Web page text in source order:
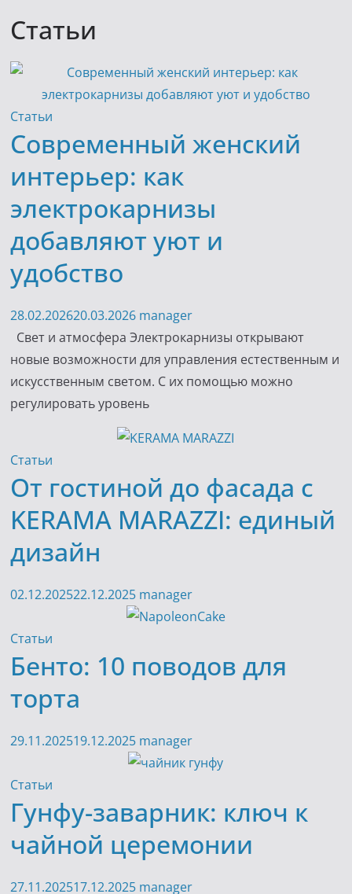
Статьи
Статьи
Современный женский
интерьер: как
электрокарнизы
добавляют уют и
удобство
28.02.202620.03.2026 manager
Свет и атмосфера Электрокарнизы открывают
новые возможности для управления естественным и
искусственным светом. С их помощью можно
регулировать уровень
Статьи
От гостиной до фасада с
KERAMA MARAZZI: единый
дизайн
02.12.202522.12.2025 manager
Статьи
Бенто: 10 поводов для
торта
29.11.202519.12.2025 manager
Статьи
Гунфу-заварник: ключ к
чайной церемонии
27.11.202517.12.2025 manager